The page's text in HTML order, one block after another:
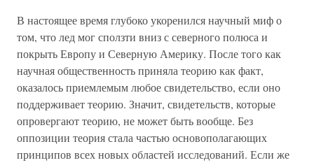
В настоящее время глубоко укоренился научный миф о
том, что лед мог сползти вниз с северного полюса и
покрыть Европу и Северную Америку. После того как
научная общественность приняла теорию как факт,
оказалось приемлемым любое свидетельство, если оно
поддерживает теорию. Значит, свидетельств, которые
опровергают теорию, не может быть вообще. Без
оппозиции теория стала частью основополагающих
принципов всех новых областей исследований. Если же